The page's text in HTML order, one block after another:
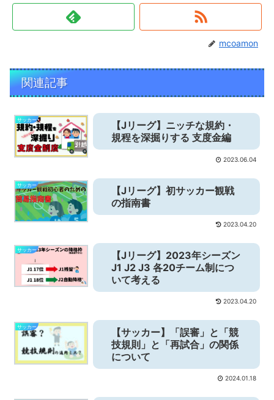
mcoamon
関連記事
サッカー
【Jリーグ】ニッチな規約・
規程を深掘りする 支度金編
2023.06.04
サッカー
【Jリーグ】初サッカー観戦
の指南書
2023.04.20
サッカー
【Jリーグ】2023年シーズン
J1 J2 J3 各20チーム制につ
いて考える
2023.04.20
サッカー
【サッカー】「誤審」と「競
技規則」と「再試合」の関係
について
2024.01.18